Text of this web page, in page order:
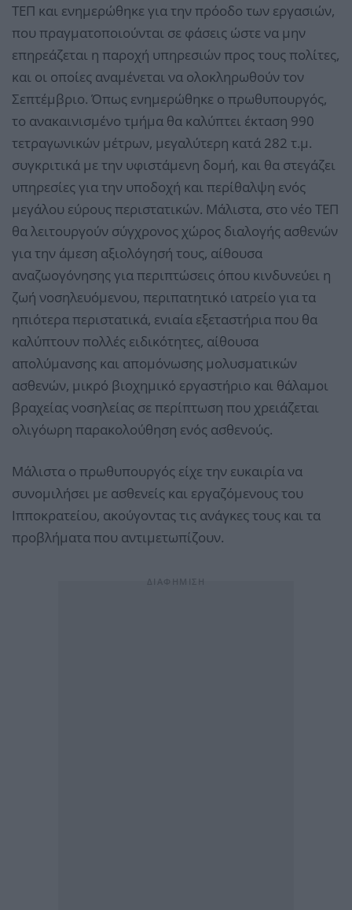
ΤΕΠ και ενημερώθηκε για την πρόοδο των εργασιών,
που πραγματοποιούνται σε φάσεις ώστε να μην
επηρεάζεται η παροχή υπηρεσιών προς τους πολίτες,
και οι οποίες αναμένεται να ολοκληρωθούν τον
Σεπτέμβριο. Όπως ενημερώθηκε ο πρωθυπουργός,
το ανακαινισμένο τμήμα θα καλύπτει έκταση 990
τετραγωνικών μέτρων, μεγαλύτερη κατά 282 τ.μ.
συγκριτικά με την υφιστάμενη δομή, και θα στεγάζει
υπηρεσίες για την υποδοχή και περίθαλψη ενός
μεγάλου εύρους περιστατικών. Μάλιστα, στο νέο ΤΕΠ
θα λειτουργούν σύγχρονος χώρος διαλογής ασθενών
για την άμεση αξιολόγησή τους, αίθουσα
αναζωογόνησης για περιπτώσεις όπου κινδυνεύει η
ζωή νοσηλευόμενου, περιπατητικό ιατρείο για τα
ηπιότερα περιστατικά, ενιαία εξεταστήρια που θα
καλύπτουν πολλές ειδικότητες, αίθουσα
απολύμανσης και απομόνωσης μολυσματικών
ασθενών, μικρό βιοχημικό εργαστήριο και θάλαμοι
βραχείας νοσηλείας σε περίπτωση που χρειάζεται
ολιγόωρη παρακολούθηση ενός ασθενούς.
Μάλιστα ο πρωθυπουργός είχε την ευκαιρία να
συνομιλήσει με ασθενείς και εργαζόμενους του
Ιπποκρατείου, ακούγοντας τις ανάγκες τους και τα
προβλήματα που αντιμετωπίζουν.